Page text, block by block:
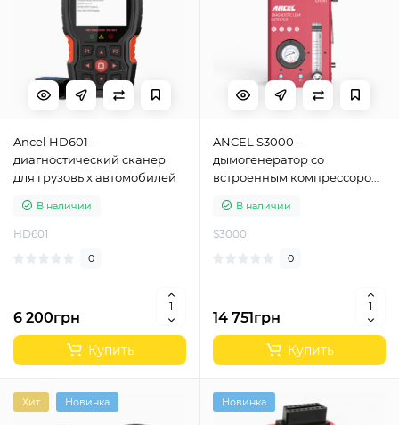
Ancel HD601 –
диагностический сканер
для грузовых автомобилей
В наличии
HD601
0
6 200грн
Купить
ANCEL S3000 -
дымогенератор со
встроенным компрессором
В наличии
S3000
0
14 751грн
Купить
Хит Новинка Новинка